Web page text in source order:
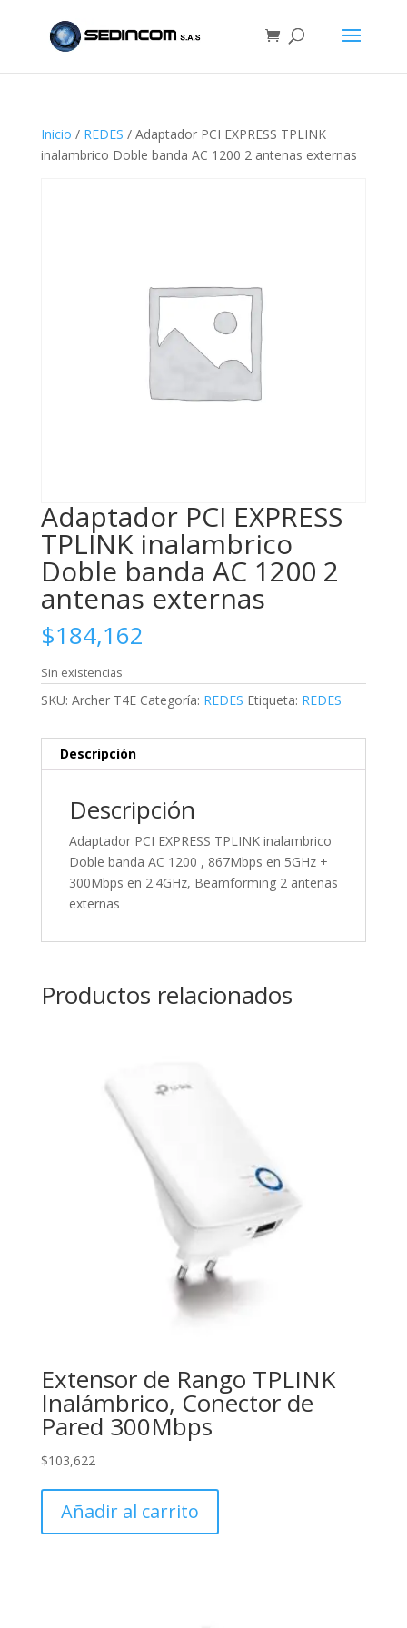
Inicio / REDES / Adaptador PCI EXPRESS TPLINK
inalambrico Doble banda AC 1200 2 antenas externas
Adaptador PCI EXPRESS
TPLINK inalambrico
Doble banda AC 1200 2
antenas externas
$184,162
Sin existencias
SKU: Archer T4E Categoría: REDES Etiqueta: REDES
Descripción
Descripción
Adaptador PCI EXPRESS TPLINK inalambrico
Doble banda AC 1200 , 867Mbps en 5GHz +
300Mbps en 2.4GHz, Beamforming 2 antenas
externas
Productos relacionados
Extensor de Rango TPLINK
Inalámbrico, Conector de
Pared 300Mbps
$103,622
Añadir al carrito